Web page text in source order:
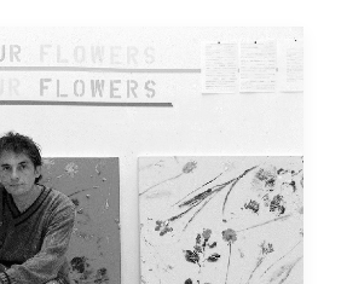
MOSTRE
GALLERIA
BACHECA
CONTATTI